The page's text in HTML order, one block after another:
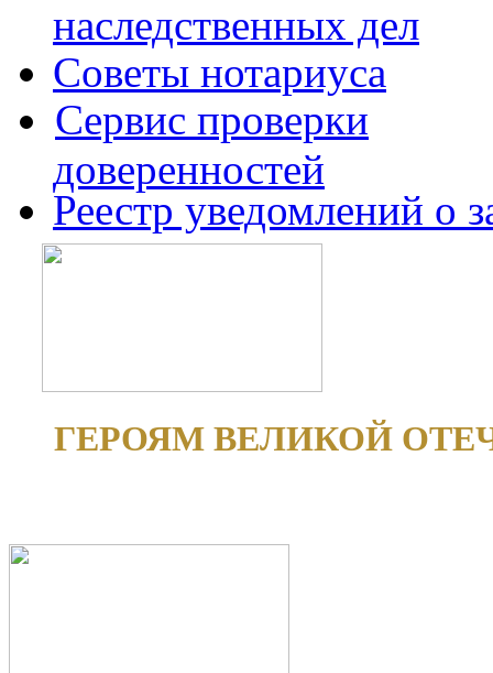
наследственных дел
Советы нотариуса
Сервис проверки
доверенностей
Реестр уведомлений о
ГЕРОЯМ ВЕЛИКОЙ